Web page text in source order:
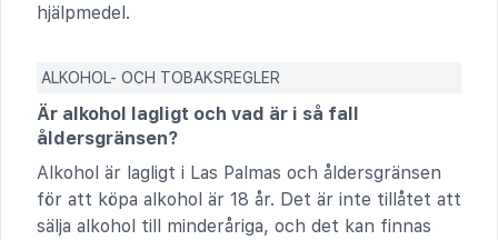
hjälpmedel.
ALKOHOL- OCH TOBAKSREGLER
Är alkohol lagligt och vad är i så fall
åldersgränsen?
Alkohol är lagligt i Las Palmas och åldersgränsen
för att köpa alkohol är 18 år. Det är inte tillåtet att
sälja alkohol till minderåriga, och det kan finnas